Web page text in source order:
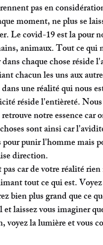
pas en
moment, ne plus se
Le covid-19 est la pour
animaux. Tout ce qui
chaque chose réside
chacun les uns aux
une réalité qui nous
réside l'entièreté.
notre essence car
sont ainsi car
punir l'homme mais
direction.
car de votre réalité
tout ce qui est.
bien plus grand que ce
laissez vous imaginer
voyez la lumière et vous